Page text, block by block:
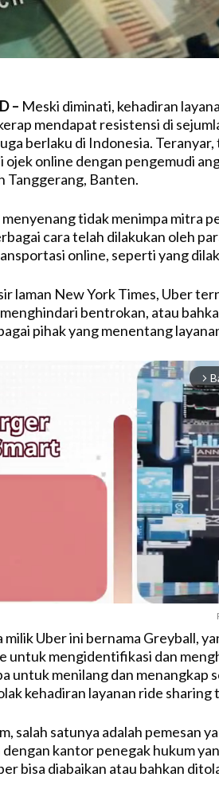
– Meski diminati, kehadiran
mendapat resistensi di
berlaku di Indonesia.
ojek online dengan pengemudi
Tanggerang, Banten.
tidak menimpa mitra
cara telah dilakukan oleh
online, seperti yang
laman New York Times, Uber
bentrokan, atau
pihak yang menentang
arrow_forward_ios
milik Uber ini bernama Greyball,
untuk mengidentifikasi dan
untuk menilang dan menangkap
kehadiran layanan ride sharing
salah satunya adalah pemesan
kantor penegak hukum
bisa diabaikan atau bahkan